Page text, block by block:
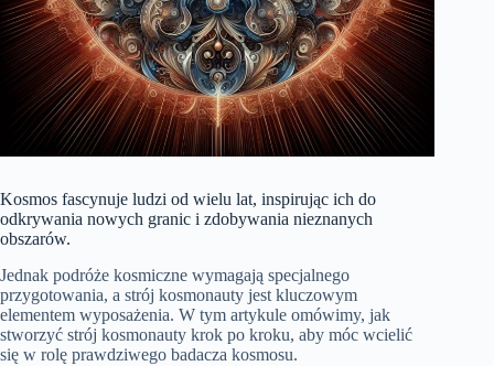
Kosmos fascynuje ludzi od wielu lat, inspirując ich do
odkrywania nowych granic i zdobywania nieznanych
obszarów.
Jednak podróże kosmiczne wymagają specjalnego
przygotowania, a strój kosmonauty jest kluczowym
elementem wyposażenia. W tym artykule omówimy, jak
stworzyć strój kosmonauty krok po kroku, aby móc wcielić
się w rolę prawdziwego badacza kosmosu.